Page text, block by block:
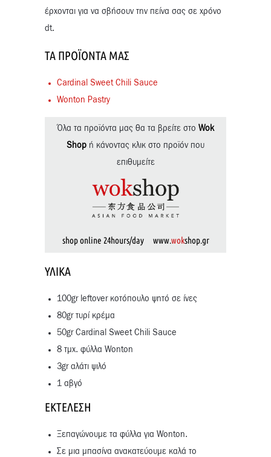
έρχονται για να σβήσουν την πείνα σας σε χρόνο
dt.
ΤΑ ΠΡΟΪΌΝΤΑ ΜΑΣ
Cardinal Sweet Chili Sauce
Wonton Pastry
Όλα τα προϊόντα μας θα τα βρείτε στο Wok
Shop ή κάνοντας κλικ στο προϊόν που
επιθυμείτε
shop online 24hours/day www.wokshop.gr
ΥΛΙΚΆ
100gr leftover κοτόπουλο ψητό σε ίνες
80gr τυρί κρέμα
50gr Cardinal Sweet Chili Sauce
8 τμχ. φύλλα Wonton
3gr αλάτι ψιλό
1 αβγό
ΕΚΤΈΛΕΣΗ
Ξεπαγώνουμε τα φύλλα για Wonton.
Σε μια μπασίνα ανακατεύουμε καλά το